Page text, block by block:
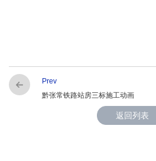
Prev
黔张常铁路站房三标施工动画
返回列表